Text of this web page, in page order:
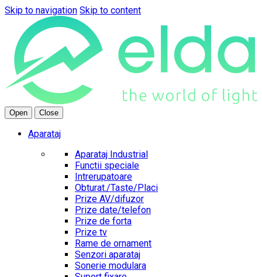
Skip to navigation Skip to content
Open Close
Aparataj
Aparataj Industrial
Functii speciale
Intrerupatoare
Obturat./Taste/Placi
Prize AV/difuzor
Prize date/telefon
Prize de forta
Prize tv
Rame de ornament
Senzori aparataj
Sonerie modulara